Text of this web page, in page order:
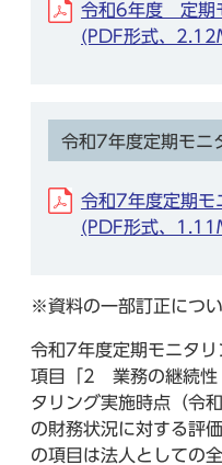
令和6年度 定期
(PDF形式、
令和7年度定期モニ
令和7年度定期モ
(PDF形式、
※資料の一部訂正につ
令和7年度定期モニタリ
項目「2 業務の継続性
タリング実施時点（令
の財務状況に対する評
の項目は法人としての